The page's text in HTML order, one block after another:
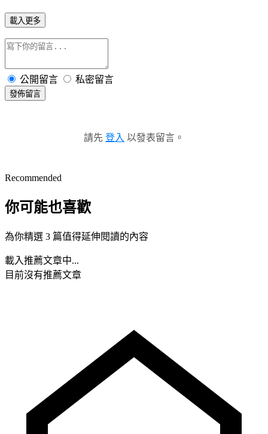
載入更多
公開留言 私密留言
發佈留言
請先 登入 以發表留言。
Recommended
你可能也喜歡
為你精選 3 篇值得延伸閱讀的內容
載入推薦文章中...
目前沒有推薦文章